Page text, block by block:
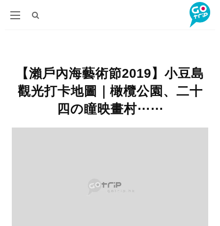
【瀨戶內海藝術節2019】小豆島
觀光打卡地圖｜橄欖公園、二十
四の瞳映畫村⋯⋯